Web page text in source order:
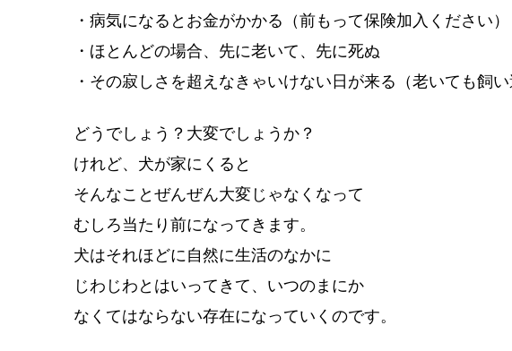
・病気になるとお金がかかる（前もって保険加入ください）
・ほとんどの場合、先に老いて、先に死ぬ
・その寂しさを超えなきゃいけない日が来る（老いても飼い
どうでしょう？大変でしょうか？
けれど、犬が家にくると
そんなことぜんぜん大変じゃなくなって
むしろ当たり前になってきます。
犬はそれほどに自然に生活のなかに
じわじわとはいってきて、いつのまにか
なくてはならない存在になっていくのです。